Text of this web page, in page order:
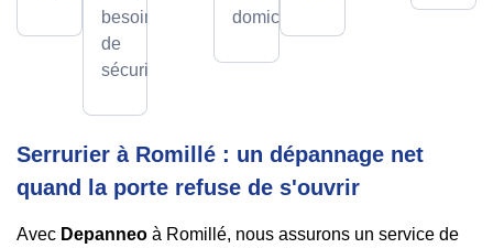
besoin
de
sécurité.
domicile.
Serrurier à Romillé : un dépannage net
quand la porte refuse de s'ouvrir
Avec Depanneo à Romillé, nous assurons un service de